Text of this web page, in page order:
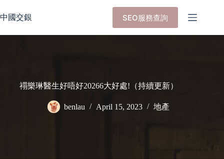
to
content
中國交銀 SEO服務查詢
禤樂琳醫生好唔好20266大好處!（持續更新）
benlau April 15, 2023 地產